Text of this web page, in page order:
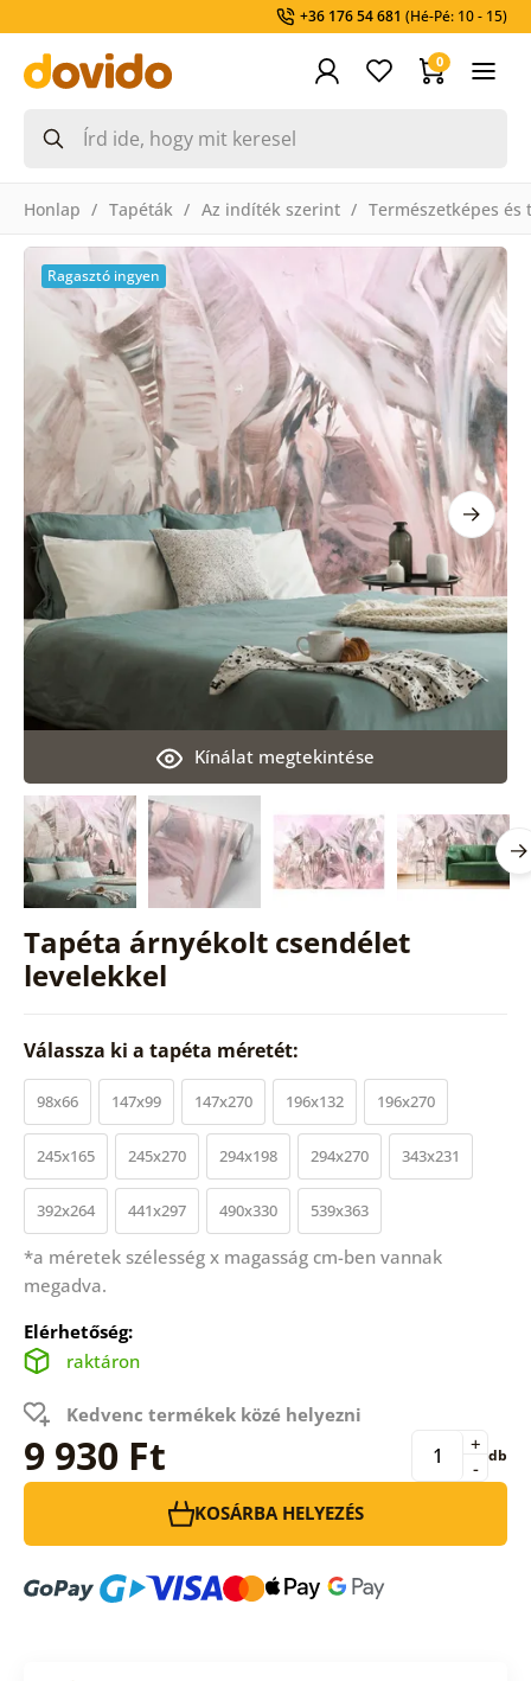
+36 176 54 681 (Hé-Pé: 10 - 15)
0
Honlap Tapéták Az indíték szerint Természetképes és
Tapéta árnyékolt csendélet
levelekkel
Kínálat megtekintése
Ragasztó ingyen
Válassza ki a tapéta méretét:
98x66 147x99 147x270 196x132 196x270
245x165 245x270 294x198 294x270 343x231
392x264 441x297 490x330 539x363
*a méretek szélesség x magasság cm-ben vannak
megadva.
Elérhetőség:
raktáron
Kedvenc termékek közé helyezni
9 930 Ft -
+ db
KOSÁRBA HELYEZÉS